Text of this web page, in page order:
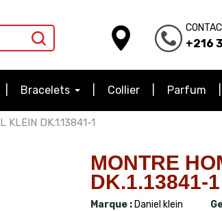
+216
Bracelets Collier Parfum
KLEIN DK.1.13841-1
MONTRE
DK.1.13841-1
Marque : Daniel klein